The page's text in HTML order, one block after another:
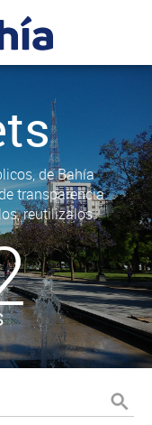
de Bahía
transparencia.
reutilizalos.